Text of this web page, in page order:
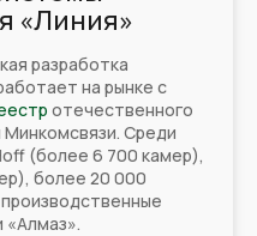
«Линия»
разработка
на рынке с
отечественного
Среди
(более 6 700 камер),
более 20 000
«Алмаз».